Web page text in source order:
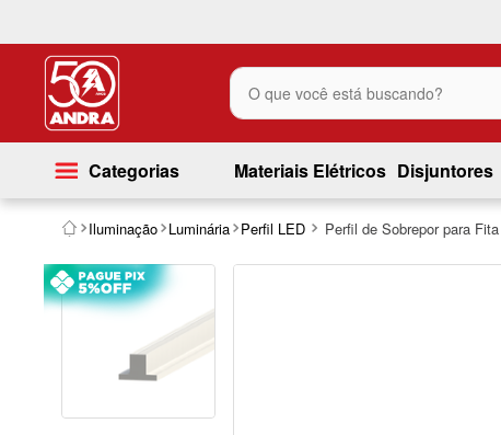
O que você está buscando?
Categorias Materiais Elétricos Disjuntores
Iluminação Luminária Perfil LED Perfil de Sobrepor para